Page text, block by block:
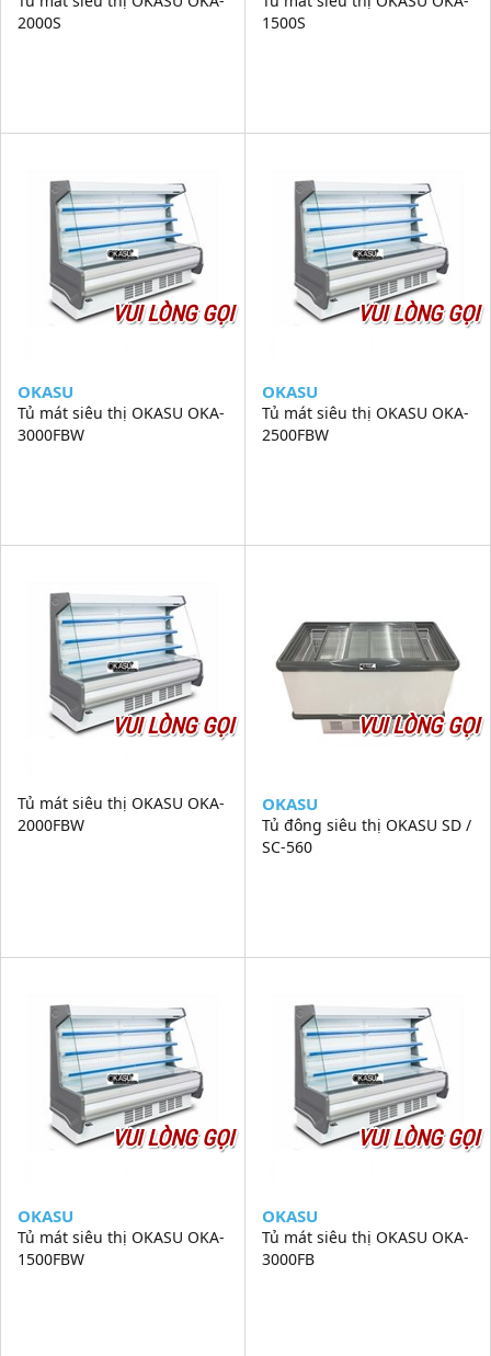
2000S
1500S
VUI LÒNG GỌI
OKASU
Tủ mát siêu thị OKASU OKA-
3000FBW
VUI LÒNG GỌI
OKASU
Tủ mát siêu thị OKASU OKA-
2500FBW
VUI LÒNG GỌI
Tủ mát siêu thị OKASU OKA-
2000FBW
VUI LÒNG GỌI
OKASU
Tủ đông siêu thị OKASU SD /
SC-560
VUI LÒNG GỌI
OKASU
Tủ mát siêu thị OKASU OKA-
1500FBW
VUI LÒNG GỌI
OKASU
Tủ mát siêu thị OKASU OKA-
3000FB